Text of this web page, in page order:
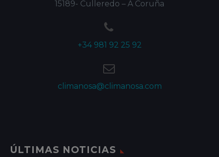
15189- Culleredo – A Coruña


+34 981 92 25 92


climanosa@climanosa.com
ÚLTIMAS NOTICIAS